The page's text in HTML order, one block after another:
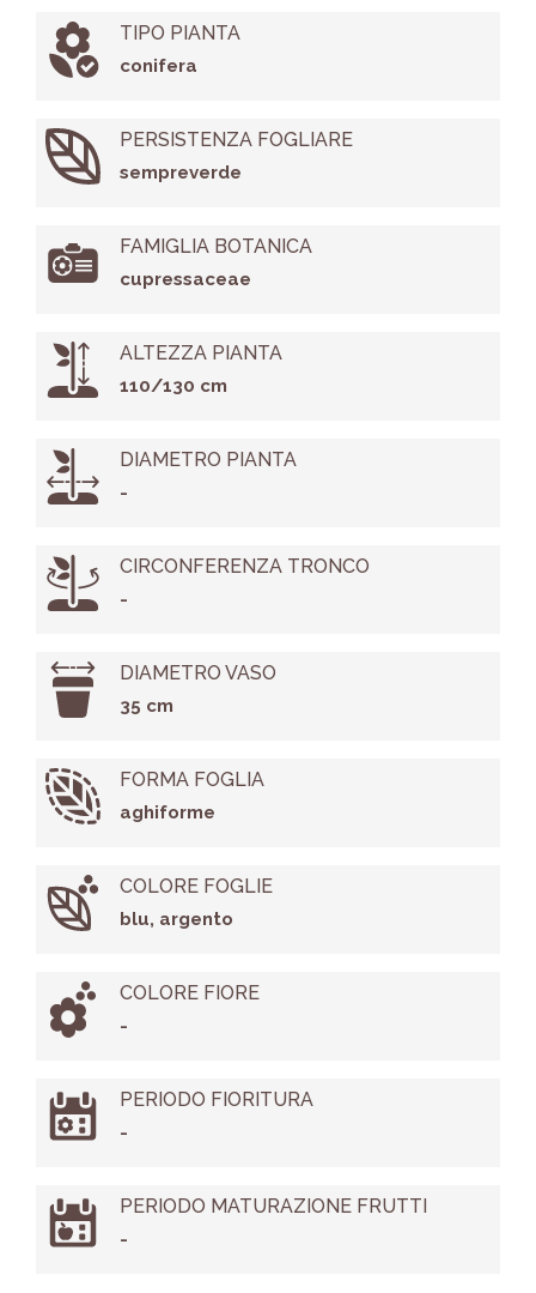
TIPO PIANTA
conifera
PERSISTENZA FOGLIARE
sempreverde
FAMIGLIA BOTANICA
cupressaceae
ALTEZZA PIANTA
110/130 cm
DIAMETRO PIANTA
-
CIRCONFERENZA TRONCO
-
DIAMETRO VASO
35 cm
FORMA FOGLIA
aghiforme
COLORE FOGLIE
blu, argento
COLORE FIORE
-
PERIODO FIORITURA
-
PERIODO MATURAZIONE FRUTTI
-